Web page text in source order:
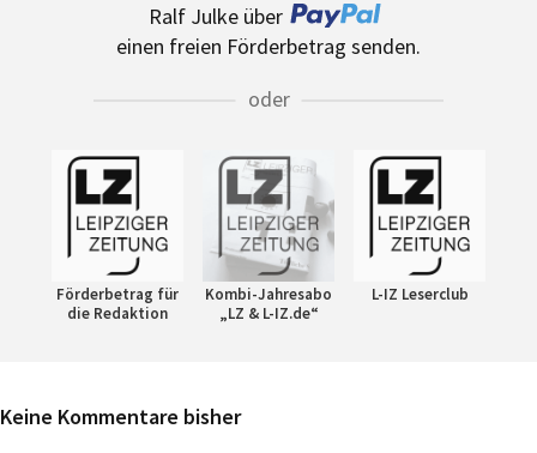
Ralf Julke über
einen freien Förderbetrag senden.
oder
Förderbetrag für
die Redaktion
Kombi-Jahresabo
„LZ & L-IZ.de“
L-IZ Leserclub
Keine Kommentare bisher